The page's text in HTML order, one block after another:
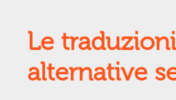
Le
alternative